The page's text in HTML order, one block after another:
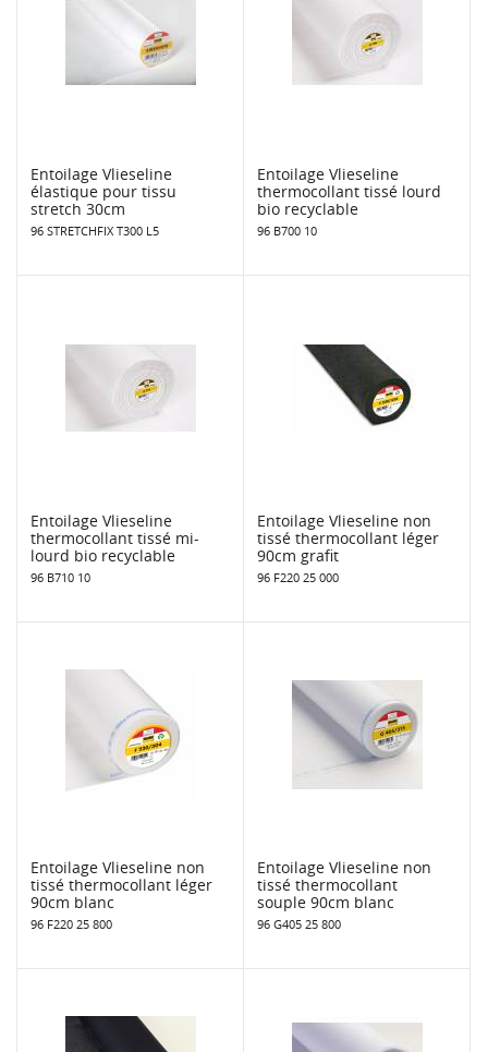
Entoilage Vlieseline
élastique pour tissu
stretch 30cm
96 STRETCHFIX T300 L5
Entoilage Vlieseline
thermocollant tissé lourd
bio recyclable
96 B700 10
Entoilage Vlieseline
thermocollant tissé mi-
lourd bio recyclable
96 B710 10
Entoilage Vlieseline non
tissé thermocollant léger
90cm grafit
96 F220 25 000
Entoilage Vlieseline non
tissé thermocollant léger
90cm blanc
96 F220 25 800
Entoilage Vlieseline non
tissé thermocollant
souple 90cm blanc
96 G405 25 800